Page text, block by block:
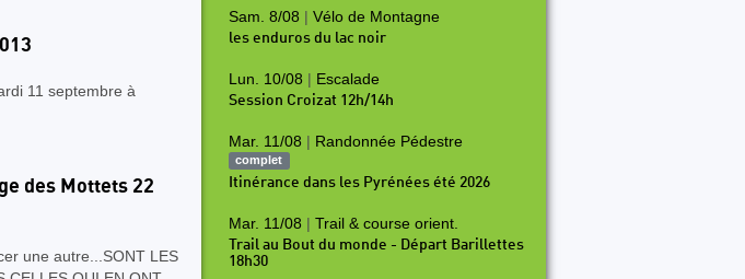
11 septembre à
des Mottets 22
une autre...SONT LES
Sam. 8/08 | Vélo de Montagne
les enduros du lac noir
Lun. 10/08 | Escalade
Session Croizat 12h/14h
Mar. 11/08 | Randonnée Pédestre
complet
Itinérance dans les Pyrénées été 2026
Mar. 11/08 | Trail & course orient.
Trail au Bout du monde - Départ Barillettes
18h30